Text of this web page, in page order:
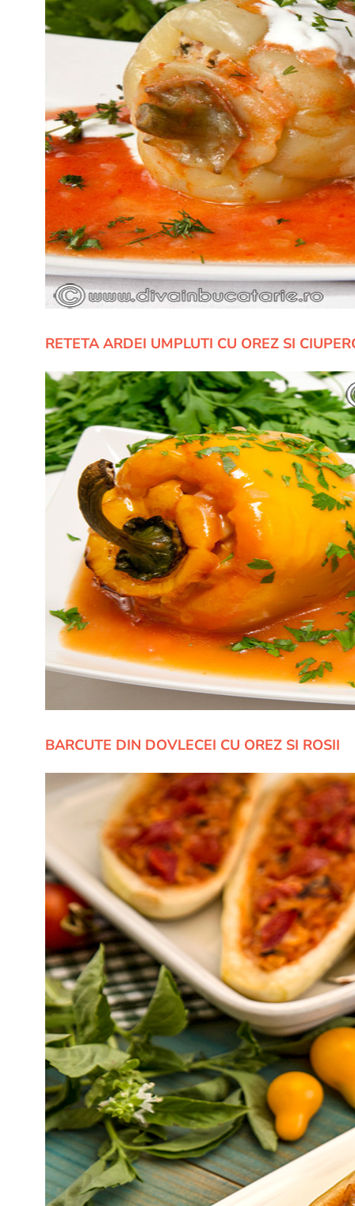
RETETA ARDEI UMPLUTI CU OREZ SI
BARCUTE DIN DOVLECEI CU OREZ SI ROSII